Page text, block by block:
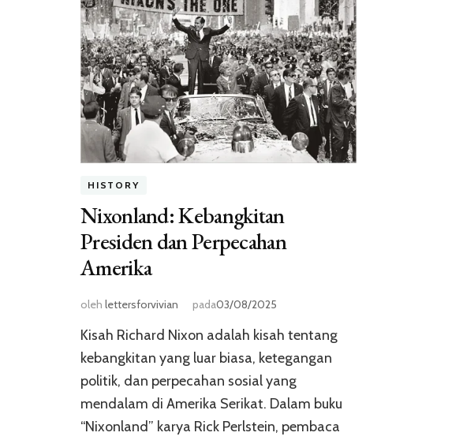
HISTORY
Nixonland: Kebangkitan
Presiden dan Perpecahan
Amerika
oleh lettersforvivian pada03/08/2025
Kisah Richard Nixon adalah kisah tentang
kebangkitan yang luar biasa, ketegangan
politik, dan perpecahan sosial yang
mendalam di Amerika Serikat. Dalam buku
“Nixonland” karya Rick Perlstein, pembaca